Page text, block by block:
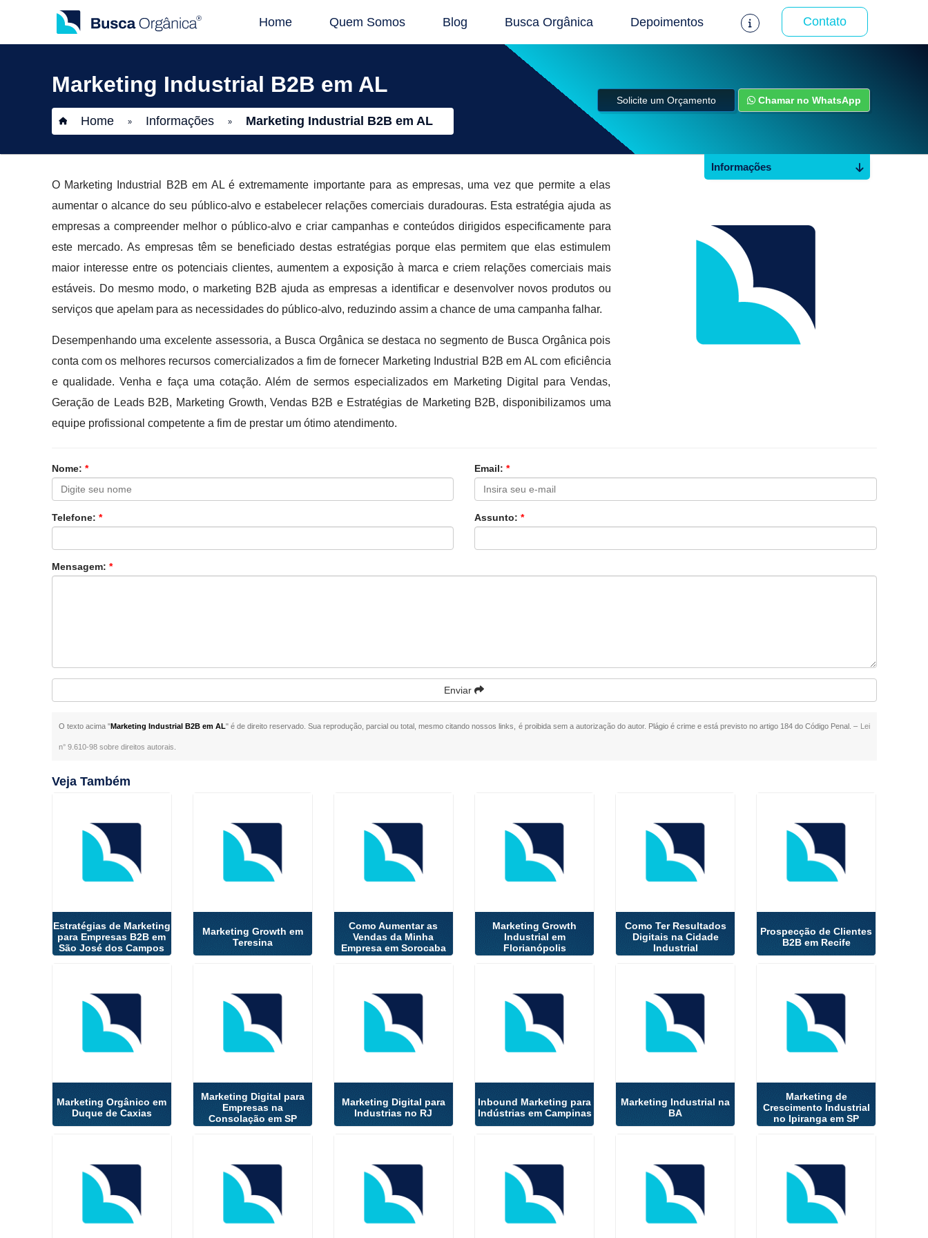
Home Quem Somos Blog Busca Orgânica Depoimentos Contato
Marketing Industrial B2B em AL
Home » Informações » Marketing Industrial B2B em AL
Solicite um Orçamento Chamar no WhatsApp
O Marketing Industrial B2B em AL é extremamente importante para as empresas, uma vez que permite a elas
aumentar o alcance do seu público-alvo e estabelecer relações comerciais duradouras. Esta estratégia ajuda as
empresas a compreender melhor o público-alvo e criar campanhas e conteúdos dirigidos especificamente para
este mercado. As empresas têm se beneficiado destas estratégias porque elas permitem que elas estimulem
maior interesse entre os potenciais clientes, aumentem a exposição à marca e criem relações comerciais mais
estáveis. Do mesmo modo, o marketing B2B ajuda as empresas a identificar e desenvolver novos produtos ou
serviços que apelam para as necessidades do público-alvo, reduzindo assim a chance de uma campanha falhar.
Desempenhando uma excelente assessoria, a Busca Orgânica se destaca no segmento de Busca Orgânica pois
conta com os melhores recursos comercializados a fim de fornecer Marketing Industrial B2B em AL com eficiência
e qualidade. Venha e faça uma cotação. Além de sermos especializados em Marketing Digital para Vendas,
Geração de Leads B2B, Marketing Growth, Vendas B2B e Estratégias de Marketing B2B, disponibilizamos uma
equipe profissional competente a fim de prestar um ótimo atendimento.
Nome: * Email: *
Telefone: * Assunto: *
Mensagem: *
Enviar
O texto acima "Marketing Industrial B2B em AL" é de direito reservado. Sua reprodução, parcial ou total, mesmo citando nossos links, é proibida sem a autorização do autor. Plágio é crime e está previsto no artigo 184 do Código Penal. – Lei
n° 9.610-98 sobre direitos autorais
Informações
Veja Também
Estratégias de Marketing
para Empresas B2B em
São José dos Campos
Marketing Growth em
Teresina
Como Aumentar as
Vendas da Minha
Empresa em Sorocaba
Marketing Growth
Industrial em
Florianópolis
Como Ter Resultados
Digitais na Cidade
Industrial
Prospecção de Clientes
B2B em Recife
Marketing Orgânico em
Duque de Caxias
Marketing Digital para
Empresas na
Consolação em SP
Marketing Digital para
Industrias no RJ
Inbound Marketing para
Indústrias em Campinas
Marketing Industrial na
BA
Marketing de
Crescimento Industrial
no Ipiranga em SP